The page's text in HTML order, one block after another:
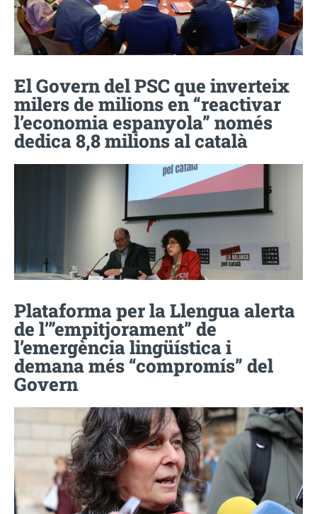
El Govern del PSC que inverteix
milers de milions en “reactivar
l’economia espanyola” només
dedica 8,8 milions al català
Plataforma per la Llengua alerta
de l’”empitjorament” de
l’emergència lingüística i
demana més “compromís” del
Govern